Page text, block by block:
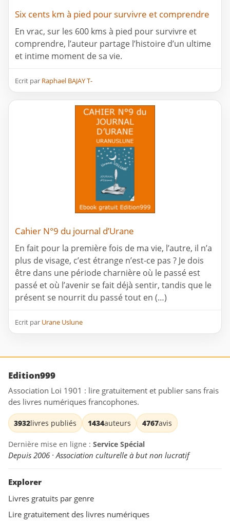
Six cents km à pied pour survivre et comprendre
En vrac, sur les 600 kms à pied pour survivre et
comprendre, l’auteur partage l’histoire d’un ultime
et intime moment de sa vie.
Ecrit par Raphael BAJAY T-
Cahier N°9 du journal d’Urane
En fait pour la première fois de ma vie, l’autre, il n’a
plus de visage, c’est étrange n’est-ce pas ? Je dois
être dans une période charnière où le passé est
passé et où l’avenir se fait déjà sentir, tandis que le
présent se nourrit du passé tout en (…)
Ecrit par Urane Uslune
Edition999
Association Loi 1901 : lire gratuitement et publier sans frais
des livres numériques francophones.
3932livres publiés 1434auteurs 4767avis
Dernière mise en ligne : Service Spécial
Depuis 2006 · Association culturelle à but non lucratif
Explorer
Livres gratuits par genre
Lire gratuitement des livres numériques